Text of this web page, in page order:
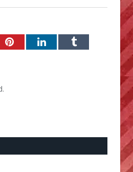
PinterestLinkedInTumblr